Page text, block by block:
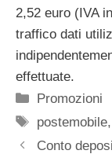
2,52 euro (IVA
traffico dati
effettuate.
Categorie
Promozioni
Tag
postemobile
Conto